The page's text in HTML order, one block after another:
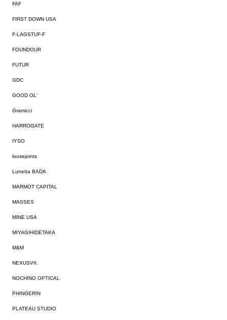
FAF
FIRST DOWN USA
F-LAGSTUF-F
FOUNDOUR
FUTUR
GDC
GOOD OL'
Gramicci
HARROGATE
IYSO
loosejoints
Lunetta BADA
MARMOT CAPITAL
MASSES
MINE USA
MIYAGIHIDETAKA
M&M
NEXUSVII.
NOCHINO OPTICAL
PHINGERIN
PLATEAU STUDIO